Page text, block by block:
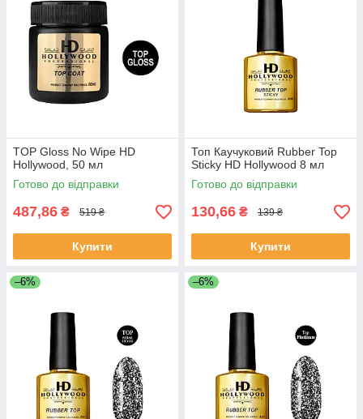
TOP Gloss No Wipe HD
Hollywood, 50 мл
Готово до відправки
487,86 ₴ 519 ₴
Купити
Топ Каучуковий Rubber Top
Sticky HD Hollywood 8 мл
Готово до відправки
130,66 ₴ 139 ₴
Купити
–6% –6%